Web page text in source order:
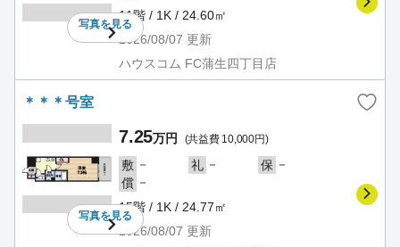
写真を見る
11階 / 1K / 24.60㎡
2026/08/07 更新
ハウスコム FC蒲生四丁目店
＊＊＊号室
写真を見る
7.25万円 (共益費 10,000円)
敷 － 礼 － 保 －
償 －
15階 / 1K / 24.77㎡
2026/08/07 更新